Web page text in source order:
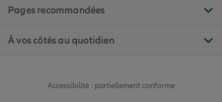
Pages recommandées
À vos côtés au quotidien
Accessibilité : partiellement conforme